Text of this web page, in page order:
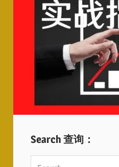
Search 查询：